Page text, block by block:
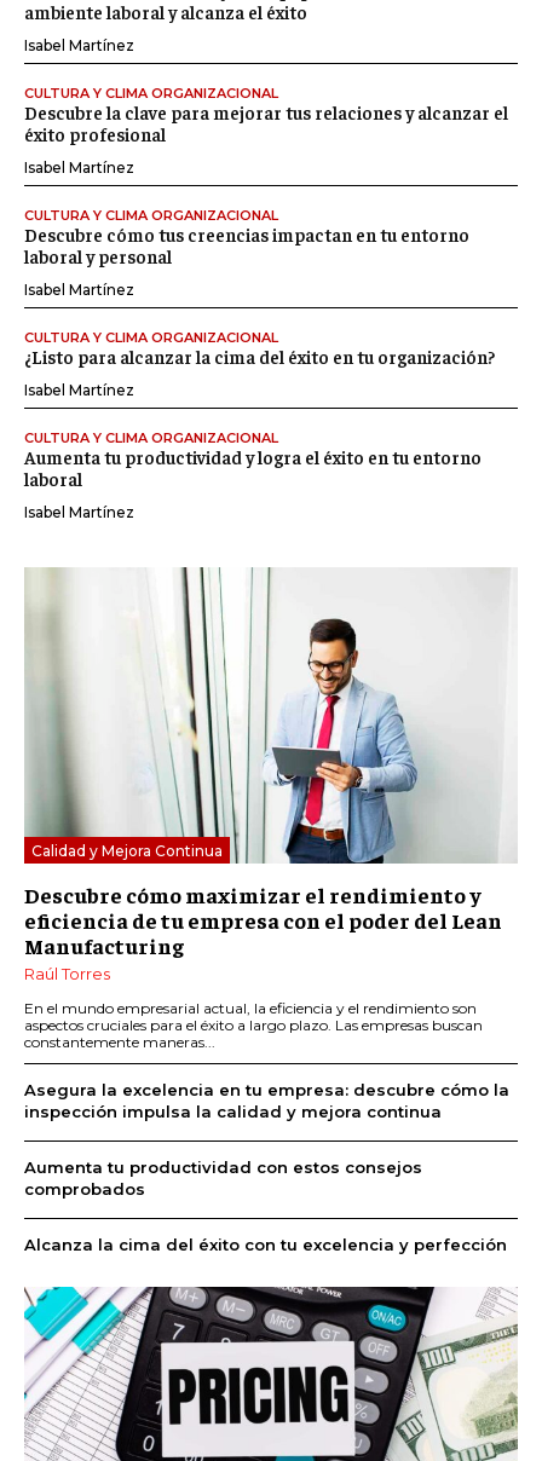
ambiente laboral y alcanza el éxito
Isabel Martínez
CULTURA Y CLIMA ORGANIZACIONAL
Descubre la clave para mejorar tus relaciones y alcanzar el
éxito profesional
Isabel Martínez
CULTURA Y CLIMA ORGANIZACIONAL
Descubre cómo tus creencias impactan en tu entorno
laboral y personal
Isabel Martínez
CULTURA Y CLIMA ORGANIZACIONAL
¿Listo para alcanzar la cima del éxito en tu organización?
Isabel Martínez
CULTURA Y CLIMA ORGANIZACIONAL
Aumenta tu productividad y logra el éxito en tu entorno
laboral
Isabel Martínez
Calidad y Mejora Continua
Descubre cómo maximizar el rendimiento y
eficiencia de tu empresa con el poder del Lean
Manufacturing
Raúl Torres
En el mundo empresarial actual, la eficiencia y el rendimiento son
aspectos cruciales para el éxito a largo plazo. Las empresas buscan
constantemente maneras...
Asegura la excelencia en tu empresa: descubre cómo la
inspección impulsa la calidad y mejora continua
Aumenta tu productividad con estos consejos
comprobados
Alcanza la cima del éxito con tu excelencia y perfección